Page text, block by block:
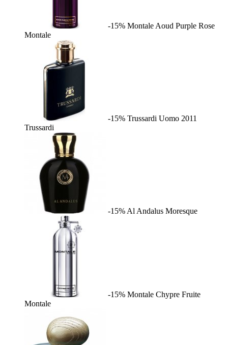
-15% Montale Aoud Purple Rose
Montale
-15% Trussardi Uomo 2011
Trussardi
-15% Al Andalus Moresque
-15% Montale Chypre Fruite
Montale